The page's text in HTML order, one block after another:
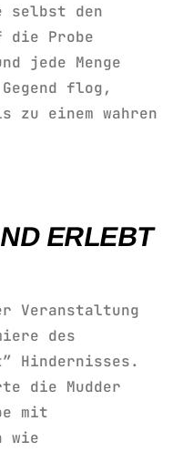
selbst den
die Probe
jede Menge
flog,
zu einem wahren
ERLEBT
Veranstaltung
des
Hindernisses.
die Mudder
mit
wie